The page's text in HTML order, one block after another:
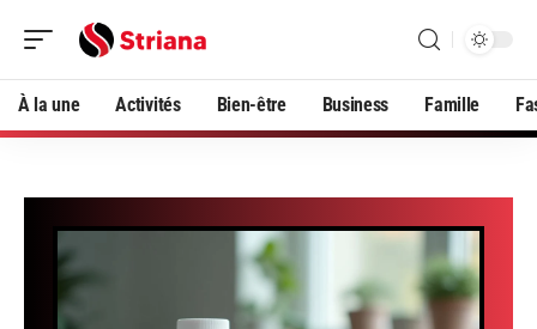
À la une Activités Bien-être Business Famille